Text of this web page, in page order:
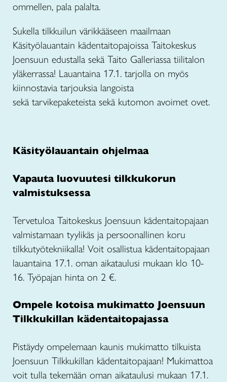
ommellen, pala palalta.
Sukella tilkkuilun värikkääseen maailmaan
Käsityölauantain kädentaitopajoissa Taitokeskus
Joensuun edustalla sekä Taito Galleriassa tiilitalon
yläkerrassa! Lauantaina 17.1. tarjolla on myös
kiinnostavia tarjouksia langoista
sekä tarvikepaketeista sekä kutomon avoimet ovet.
Käsityölauantain ohjelmaa
Vapauta luovuutesi tilkkukorun
valmistuksessa
Tervetuloa Taitokeskus Joensuun kädentaitopajaan
valmistamaan tyylikäs ja persoonallinen koru
tilkkutyötekniikalla! Voit osallistua kädentaitopajaan
lauantaina 17.1. oman aikataulusi mukaan klo 10-
16. Työpajan hinta on 2 €.
Ompele kotoisa mukimatto Joensuun
Tilkkukillan kädentaitopajassa
Pistäydy ompelemaan kaunis mukimatto tilkuista
Joensuun Tilkkukillan kädentaitopajaan! Mukimattoa
voit tulla tekemään oman aikataulusi mukaan 17.1.